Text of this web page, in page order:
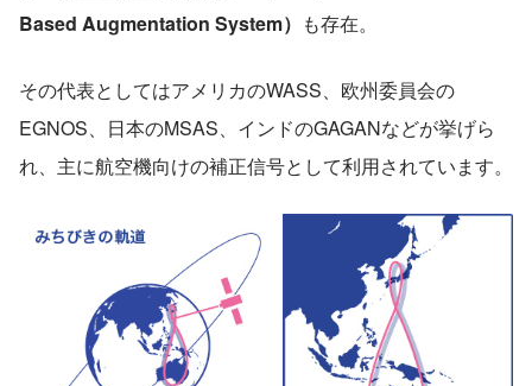
Based Augmentation System） も存在。
その代表としてはアメリカのWASS、欧州委員会の
EGNOS、日本のMSAS、インドのGAGANなどが挙げら
れ、主に航空機向けの補正信号として利用されています。